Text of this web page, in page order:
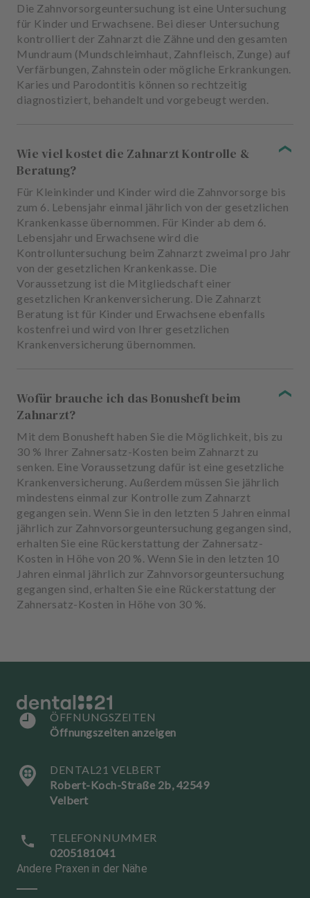
Die Zahnvorsorgeuntersuchung ist eine Untersuchung
für Kinder und Erwachsene. Bei dieser Untersuchung
kontrolliert der Zahnarzt die Zähne und den gesamten
Mundraum (Mundschleimhaut, Zahnfleisch, Zunge) auf
Verfärbungen, Zahnstein oder mögliche Erkrankungen.
Karies und Parodontitis können so rechtzeitig
diagnostiziert, behandelt und vorgebeugt werden.
Wie viel kostet die Zahnarzt Kontrolle &
Beratung?
Für Kleinkinder und Kinder wird die Zahnvorsorge bis
zum 6. Lebensjahr einmal jährlich von der gesetzlichen
Krankenkasse übernommen. Für Kinder ab dem 6.
Lebensjahr und Erwachsene wird die
Kontrolluntersuchung beim Zahnarzt zweimal pro Jahr
von der gesetzlichen Krankenkasse. Die
Voraussetzung ist die Mitgliedschaft einer
gesetzlichen Krankenversicherung. Die Zahnarzt
Beratung ist für Kinder und Erwachsene ebenfalls
kostenfrei und wird von Ihrer gesetzlichen
Krankenversicherung übernommen.
Wofür brauche ich das Bonusheft beim
Zahnarzt?
Mit dem Bonusheft haben Sie die Möglichkeit, bis zu
30 % Ihrer Zahnersatz-Kosten beim Zahnarzt zu
senken. Eine Voraussetzung dafür ist eine gesetzliche
Krankenversicherung. Außerdem müssen Sie jährlich
mindestens einmal zur Kontrolle zum Zahnarzt
gegangen sein. Wenn Sie in den letzten 5 Jahren einmal
jährlich zur Zahnvorsorgeuntersuchung gegangen sind,
erhalten Sie eine Rückerstattung der Zahnersatz-
Kosten in Höhe von 20 %. Wenn Sie in den letzten 10
Jahren einmal jährlich zur Zahnvorsorgeuntersuchung
gegangen sind, erhalten Sie eine Rückerstattung der
Zahnersatz-Kosten in Höhe von 30 %.
ÖFFNUNGSZEITEN
Öffnungszeiten anzeigen
DENTAL21 VELBERT
Robert-Koch-Straße 2b, 42549
Velbert
TELEFONNUMMER
0205181041
Andere Praxen in der Nähe